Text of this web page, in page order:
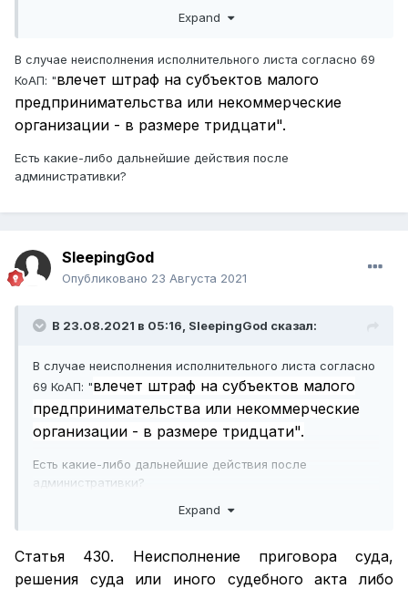
Expand
В случае неисполнения исполнительного листа согласно 69
КоАП: "влечет штраф на субъектов малого
предпринимательства или некоммерческие
организации - в размере тридцати".
Есть какие-либо дальнейшие действия после
административки?
SleepingGod
Опубликовано 23 Августа 2021
В 23.08.2021 в 05:16, SleepingGod сказал:
В случае неисполнения исполнительного листа согласно
69 КоАП: "влечет штраф на субъектов малого
предпринимательства или некоммерческие
организации - в размере тридцати".
Есть какие-либо дальнейшие действия после
административки?
Expand
Статья 430. Неисполнение приговора суда,
решения суда или иного судебного акта либо